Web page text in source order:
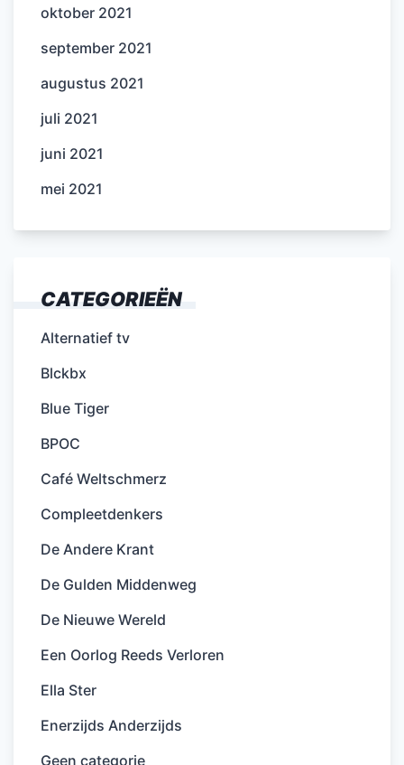
oktober 2021
september 2021
augustus 2021
juli 2021
juni 2021
mei 2021
CATEGORIEËN
Alternatief tv
Blckbx
Blue Tiger
BPOC
Café Weltschmerz
Compleetdenkers
De Andere Krant
De Gulden Middenweg
De Nieuwe Wereld
Een Oorlog Reeds Verloren
Ella Ster
Enerzijds Anderzijds
Geen categorie